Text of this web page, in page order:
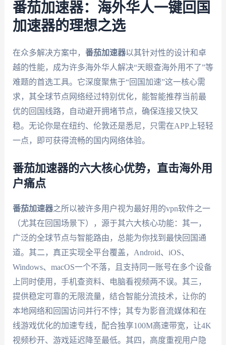
番茄加速器：海外华人一键回国
加速器的理想之选
在众多解决方案中， 番茄加速器以其针对性的设计和卓
越的性能，成为许多海外华人解决“天眼查海外用不了”等
难题的首选工具。它深度聚焦于“回国加速”这一核心需
求，其全球节点网络经过特别优化，能智能推荐当前最
优的回国线路，自动避开拥堵节点，确保连接又快又
稳。无论你是在纽约、伦敦还是悉尼，只需在APP上轻轻
一点，即可获得流畅的国内网络体验。
番茄加速器的六大核心优势，直击海外用
户痛点
番茄加速器之所以被许多用户视为最好用的vpn软件之一
（尤其在回国场景下），源于其六大核心功能：其一，
广泛的全球节点与智能路由，总能为你找到最快回国通
道。其二，真正实现全平台覆盖，Android、iOS、
Windows、macOS一个不落，且支持同一账号在多个设备
上同时使用，手机查资料、电脑看视频两不误。其三，
提供稳定可靠的无限流量，结合智能分流技术，让你的
本地网络和回国访问并行不悖；其专为影音流媒体和在
线游戏优化的加速专线，配合独享100M高速带宽，让4K
视频秒开、游戏延迟降至最低。其四，高度重视用户隐